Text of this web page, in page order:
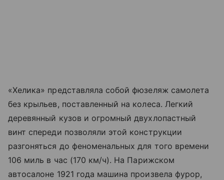
«Хелика» представляла собой фюзеляж самолета
без крыльев, поставленный на колеса. Легкий
деревянный кузов и огромный двухлопастный
винт спереди позволяли этой конструкции
разгоняться до феноменальных для того времени
106 миль в час (170 км/ч). На Парижском
автосалоне 1921 года машина произвела фурор,